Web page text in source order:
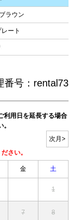
ラウン
ート
号： rental73
利用日を延長する場合
金 土
1
7 8